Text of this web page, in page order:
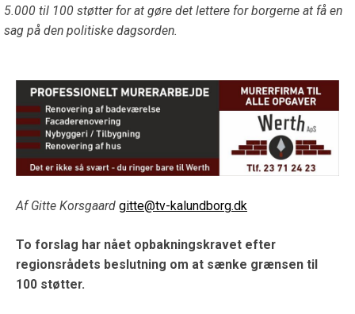
5.000 til 100 støtter for at gøre det lettere for borgerne at få en
sag på den politiske dagsorden.
Af Gitte Korsgaard gitte@tv-kalundborg.dk
To forslag har nået opbakningskravet efter
regionsrådets beslutning om at sænke grænsen til
100 støtter.